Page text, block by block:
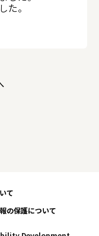
た。
て
の保護について